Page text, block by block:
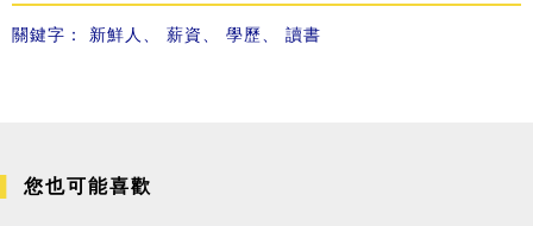
關鍵字： 新鮮人 、 薪資、 學歷、 讀書
您也可能喜歡